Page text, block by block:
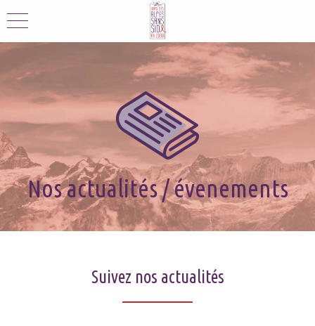
Nos actualités / évenements
Suivez nos actualités